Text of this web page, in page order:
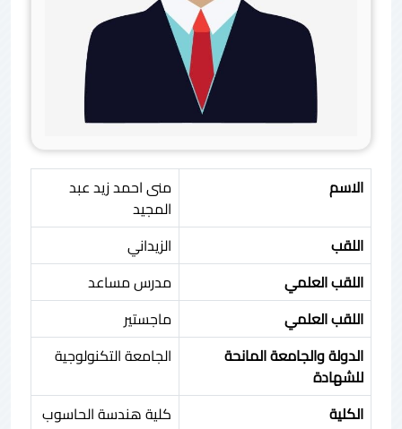
الاسم
منى احمد زيد عبد
المجيد
اللقب
الزيداني
اللقب العلمي
مدرس مساعد
اللقب العلمي
ماجستير
الدولة والجامعة المانحة
للشهادة
الجامعة التكنولوجية
الكلية
كلية هندسة الحاسوب